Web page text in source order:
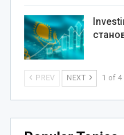
PREV NEXT 1 of 4